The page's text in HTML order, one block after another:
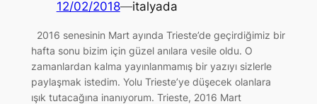
12/02/2018—italyada
2016 senesinin Mart ayında Trieste’de geçirdiğimiz bir
hafta sonu bizim için güzel anılara vesile oldu. O
zamanlardan kalma yayınlanmamış bir yazıyı sizlerle
paylaşmak istedim. Yolu Trieste’ye düşecek olanlara
ışık tutacağına inanıyorum. Trieste, 2016 Mart